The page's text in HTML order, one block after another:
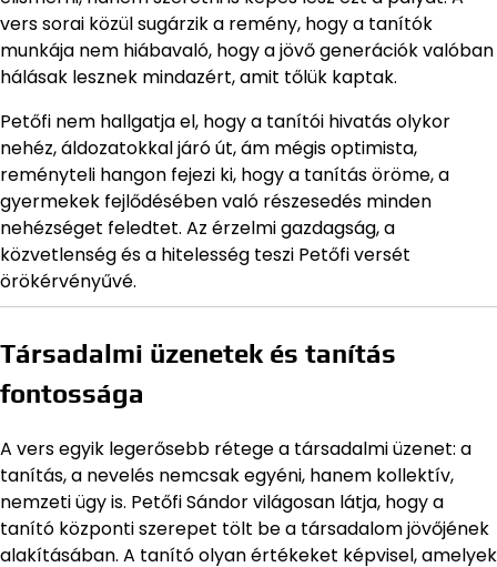
vers sorai közül sugárzik a remény, hogy a tanítók
munkája nem hiábavaló, hogy a jövő generációk valóban
hálásak lesznek mindazért, amit tőlük kaptak.
Petőfi nem hallgatja el, hogy a tanítói hivatás olykor
nehéz, áldozatokkal járó út, ám mégis optimista,
reményteli hangon fejezi ki, hogy a tanítás öröme, a
gyermekek fejlődésében való részesedés minden
nehézséget feledtet. Az érzelmi gazdagság, a
közvetlenség és a hitelesség teszi Petőfi versét
örökérvényűvé.
Társadalmi üzenetek és tanítás
fontossága
A vers egyik legerősebb rétege a társadalmi üzenet: a
tanítás, a nevelés nemcsak egyéni, hanem kollektív,
nemzeti ügy is. Petőfi Sándor világosan látja, hogy a
tanító központi szerepet tölt be a társadalom jövőjének
alakításában. A tanító olyan értékeket képvisel, amelyek